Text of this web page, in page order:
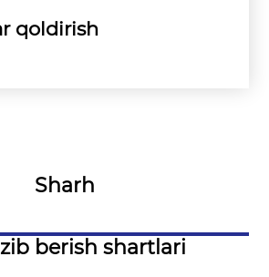
qoldirish
Sharh
berish shartlari